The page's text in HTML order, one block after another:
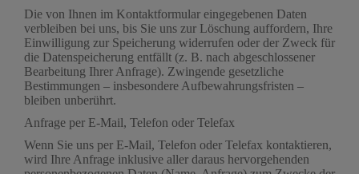
Die von Ihnen im Kontaktformular eingegebenen Daten
verbleiben bei uns, bis Sie uns zur Löschung auffordern, Ihre
Einwilligung zur Speicherung widerrufen oder der Zweck für
die Datenspeicherung entfällt (z. B. nach abgeschlossener
Bearbeitung Ihrer Anfrage). Zwingende gesetzliche
Bestimmungen – insbesondere Aufbewahrungsfristen –
bleiben unberührt.
Anfrage per E-Mail, Telefon oder Telefax
Wenn Sie uns per E-Mail, Telefon oder Telefax kontaktieren,
wird Ihre Anfrage inklusive aller daraus hervorgehenden